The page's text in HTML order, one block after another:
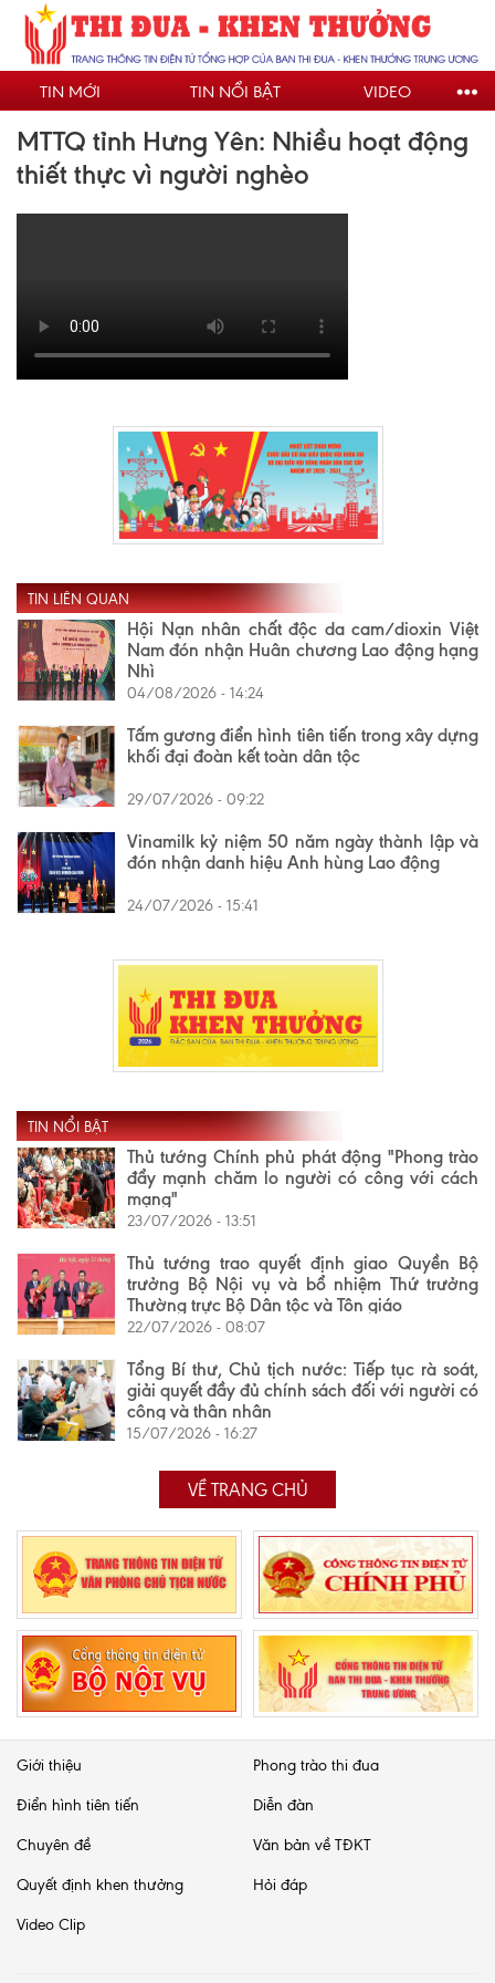
Nhảy
đến
nội
dungTIN MỚI TIN NỔI BẬT VIDEO
MTTQ tỉnh Hưng Yên: Nhiều hoạt động
thiết thực vì người nghèo
TIN LIÊN QUAN
Hội Nạn nhân chất độc da cam/dioxin Việt
Nam đón nhận Huân chương Lao động hạng
Nhì
04/08/2026 - 14:24
Tấm gương điển hình tiên tiến trong xây dựng
khối đại đoàn kết toàn dân tộc
29/07/2026 - 09:22
Vinamilk kỷ niệm 50 năm ngày thành lập và
đón nhận danh hiệu Anh hùng Lao động
24/07/2026 - 15:41
TIN NỔI BẬT
Thủ tướng Chính phủ phát động "Phong trào
đẩy mạnh chăm lo người có công với cách
mạng"
23/07/2026 - 13:51
Thủ tướng trao quyết định giao Quyền Bộ
trưởng Bộ Nội vụ và bổ nhiệm Thứ trưởng
Thường trực Bộ Dân tộc và Tôn giáo
22/07/2026 - 08:07
Tổng Bí thư, Chủ tịch nước: Tiếp tục rà soát,
giải quyết đầy đủ chính sách đối với người có
công và thân nhân
15/07/2026 - 16:27
VỀ TRANG CHỦ
Giới thiệu Phong trào thi đua
Điển hình tiên tiến Diễn đàn
Chuyên đề Văn bản về TĐKT
Quyết định khen thưởng Hỏi đáp
Video Clip